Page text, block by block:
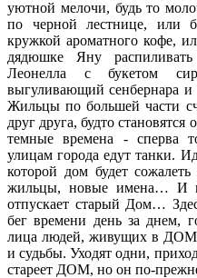
уютной мелочи, будь то
по черной лестнице, или
кружкой ароматного кофе,
дядюшке Яну
Леонелла с букетом
выгуливающий сенбернара
Жильцы по большей части
друг друга, будто
темные времена - сперва
улицам города едут танки.
которой дом будет
жильцы, новые имена… И
отпускает старый Дом…
бег времени день за днем,
лица людей, живущих в
и судьбы. Уходят одни,
стареет ДОМ, но он по-